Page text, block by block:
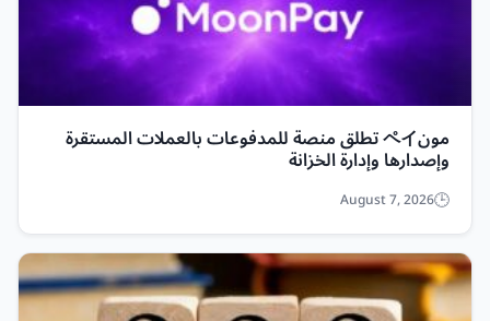
مونペイ تطلق منصة للمدفوعات بالعملات المستقرة
وإصدارها وإدارة الخزانة
August 7, 2026